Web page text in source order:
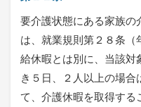
要介護状態にある家族の
は、就業規則第２８条
給休暇とは別に、当該対
き５日、２人以上の場合
て、介護休暇を取得する